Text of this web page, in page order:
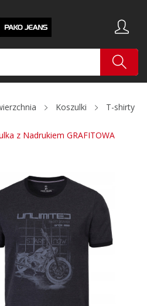
Koszulki T-shirty
z Nadrukiem GRAFITOWA